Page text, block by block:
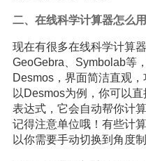
二、在线科学计算器怎么用
现在有很多在线科学计算
GeoGebra、Symbolab等
Desmos，界面简洁直观，
以Desmos为例，你可以直
表达式，它会自动帮你计
记得注意单位哦！有些计
以你需要手动切换到角度制